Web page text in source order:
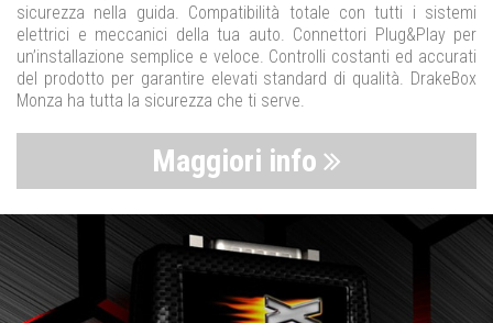
sicurezza nella guida. Compatibilità totale con tutti i sistemi
elettrici e meccanici della tua auto. Connettori Plug&Play per
un’installazione semplice e veloce. Controlli costanti ed accurati
del prodotto per garantire elevati standard di qualità. DrakeBox
Monza ha tutta la sicurezza che ti serve.
Maggiori info